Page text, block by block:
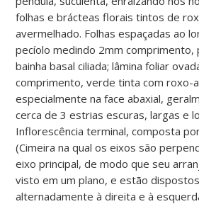
folhas e brácteas florais tintos de
avermelhado. Folhas espaçadas ao
pecíolo medindo 2mm comprimento,
bainha basal ciliada; lâmina foliar
comprimento, verde tinta com roxo-
especialmente na face abaxial,
cerca de 3 estrias escuras, largas e
Inflorescência terminal, composta
(Cimeira na qual os eixos são
eixo principal, de modo que seu
visto em um plano, e estão dispostos
alternadamente à direita e à